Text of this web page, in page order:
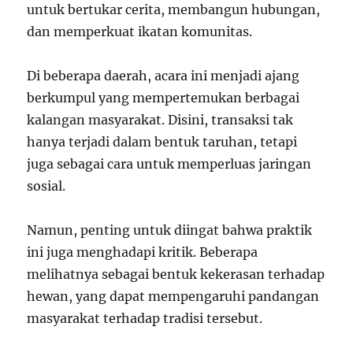
untuk bertukar cerita, membangun hubungan,
dan memperkuat ikatan komunitas.
Di beberapa daerah, acara ini menjadi ajang
berkumpul yang mempertemukan berbagai
kalangan masyarakat. Disini, transaksi tak
hanya terjadi dalam bentuk taruhan, tetapi
juga sebagai cara untuk memperluas jaringan
sosial.
Namun, penting untuk diingat bahwa praktik
ini juga menghadapi kritik. Beberapa
melihatnya sebagai bentuk kekerasan terhadap
hewan, yang dapat mempengaruhi pandangan
masyarakat terhadap tradisi tersebut.